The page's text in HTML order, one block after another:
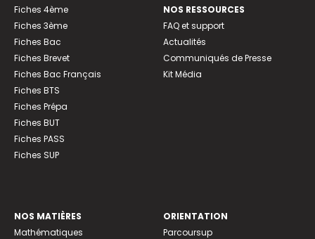
Fiches 4ème
Fiches 3ème
Fiches Bac
Fiches Brevet
Fiches Bac Français
Fiches BTS
Fiches Prépa
Fiches BUT
Fiches PASS
Fiches SUP
NOS RESSOURCES
FAQ et support
Actualités
Communiqués de Presse
Kit Média
NOS MATIÈRES
Mathématiques
ORIENTATION
Parcoursup